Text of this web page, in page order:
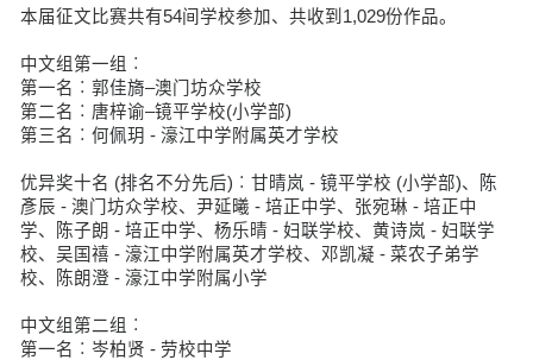
本届征文比赛共有54间学校参加、共收到1,029份作品。
中文组第一组︰
第一名︰郭佳旖–澳门坊众学校
第二名︰唐梓谕–镜平学校(小学部)
第三名︰何佩玥 - 濠江中学附属英才学校
优异奖十名 (排名不分先后)︰甘晴岚 - 镜平学校 (小学部)、陈
彥辰 - 澳门坊众学校、尹延曦 - 培正中学、张宛琳 - 培正中
学、陈子朗 - 培正中学、杨乐晴 - 妇联学校、黄诗岚 - 妇联学
校、吴国禧 - 濠江中学附属英才学校、邓凯凝 - 菜农子弟学
校、陈朗澄 - 濠江中学附属小学
中文组第二组︰
第一名︰岑柏贤 - 劳校中学